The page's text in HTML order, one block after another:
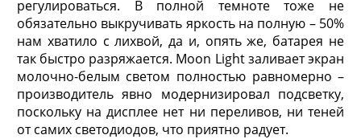
регулироваться. В полной темноте тоже не
обязательно выкручивать яркость на полную – 50%
нам хватило с лихвой, да и, опять же, батарея не
так быстро разряжается. Moon Light заливает экран
молочно-белым светом полностью равномерно –
производитель явно модернизировал подсветку,
поскольку на дисплее нет ни переливов, ни теней
от самих светодиодов, что приятно радует.